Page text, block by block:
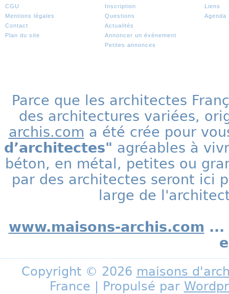
CGU
Mentions légales
Contact
Plan du site
Inscription
Questions
Actualités
Annoncer un événement
Petites annonces
Liens
Agenda
Parce que les architectes
des architectures variées,
archis.com a été crée pour
d’architectes" agréables à
béton, en métal, petites ou
par des architectes seront ici
large de
www.maisons-archis.com ...
Copyright © 2026 maisons
France | Propulsé par